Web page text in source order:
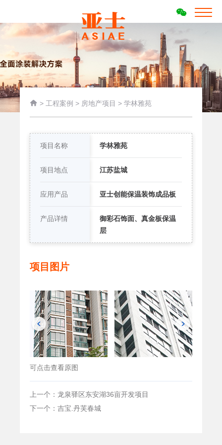
 > 工程案例 > 房地产项目 > 学林雅苑
项目名称 学林雅苑
项目地点 江苏盐城
应用产品 亚士创能保温装饰成品板
产品详情
御彩石饰面、真金板保温
层
项目图片
可点击查看原图
上一个：龙泉驿区东安湖36亩开发项目
下一个：吉宝.丹芙春城